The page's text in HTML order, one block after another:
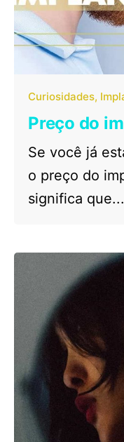
Curiosidades
Preço do
Se você já
o preço do
significa que...